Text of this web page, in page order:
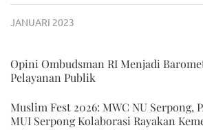
JANUARI 2023
Opini Ombudsman RI Menjadi
Pelayanan Publik
Muslim Fest 2026: MWC NU Serpong,
MUI Serpong Kolaborasi Rayakan